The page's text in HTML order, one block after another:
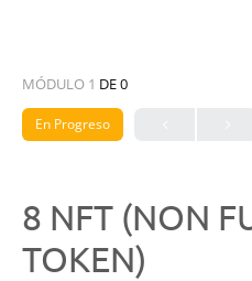
MÓDULO 1 DE 0
En Progreso
8 NFT (NON
TOKEN)